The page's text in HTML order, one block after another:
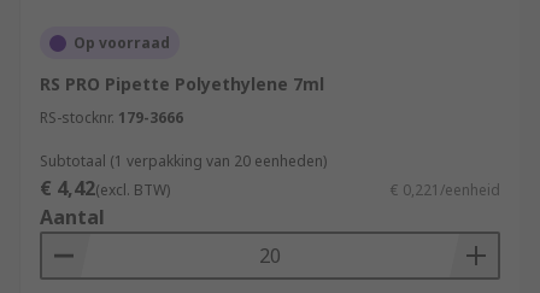
Op voorraad
RS PRO Pipette Polyethylene 7ml
RS-stocknr. 179-3666
Subtotaal (1 verpakking van 20 eenheden)
€ 4,42(excl. BTW) € 0,221/eenheid
Aantal